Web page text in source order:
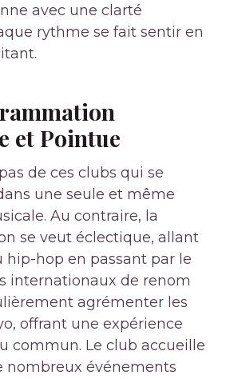
avec une clarté
rythme se fait sentir en
et Pointue
de ces clubs qui se
une seule et même
Au contraire, la
se veut éclectique, allant
hip-hop en passant par le
internationaux de renom
agrémenter les
offrant une expérience
commun. Le club accueille
nombreux événements